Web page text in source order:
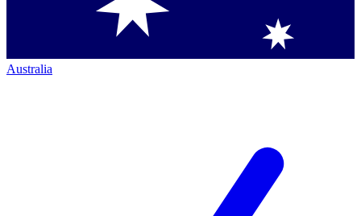
Australia